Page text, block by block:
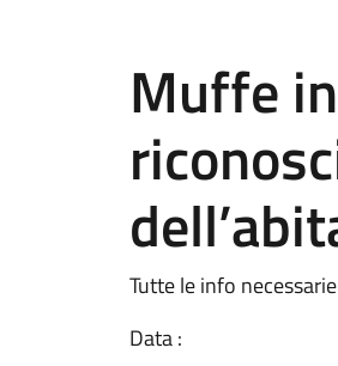
Muffe
Tutte le info
Data :